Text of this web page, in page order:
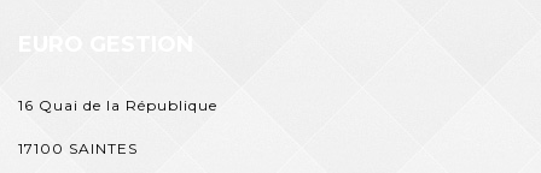
16 Quai de la République
17100 SAINTES